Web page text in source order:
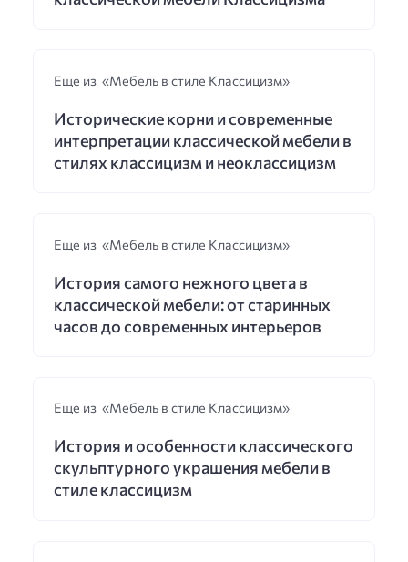
Еще из «Мебель в стиле Классицизм»
Исторические корни и современные
интерпретации классической мебели в
стилях классицизм и неоклассицизм
Еще из «Мебель в стиле Классицизм»
История самого нежного цвета в
классической мебели: от старинных
часов до современных интерьеров
Еще из «Мебель в стиле Классицизм»
История и особенности классического
скульптурного украшения мебели в
стиле классицизм